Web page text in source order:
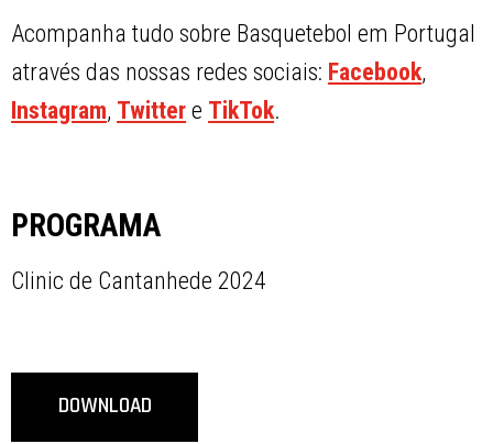
Acompanha tudo sobre Basquetebol em Portugal
através das nossas redes sociais: Facebook,
Instagram, Twitter e TikTok.
PROGRAMA
Clinic de Cantanhede 2024
DOWNLOAD